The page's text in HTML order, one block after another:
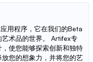
用程序，它在我们的Beta
术品的世界。 Artifex专
使您能够探索创新和独特
您的想象力，并将您的艺